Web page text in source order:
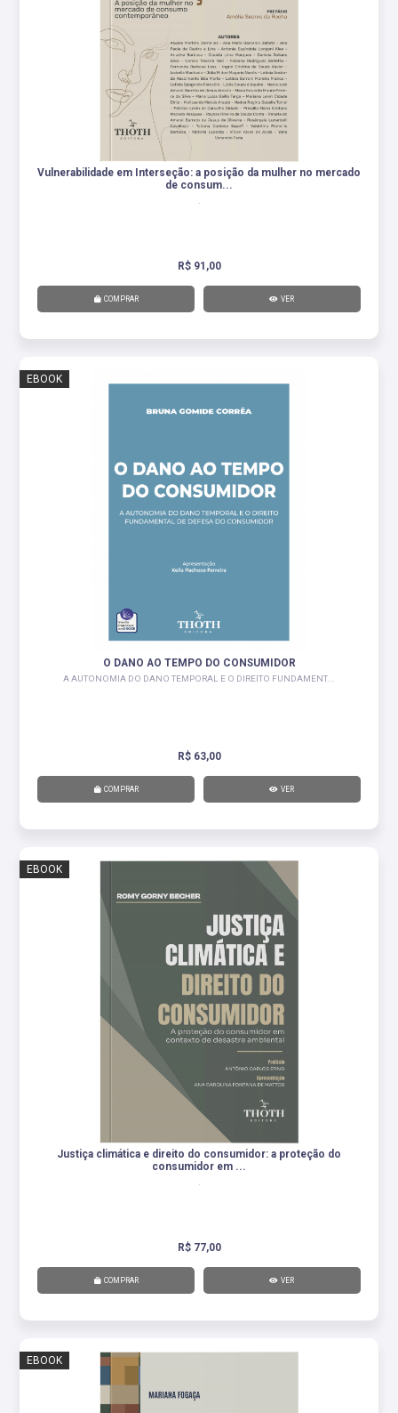
Vulnerabilidade em Interseção: a posição da mulher no mercado
de consum...
.
R$ 91,00
COMPRAR VER
EBOOK
O DANO AO TEMPO DO CONSUMIDOR
A AUTONOMIA DO DANO TEMPORAL E O DIREITO FUNDAMENT...
R$ 63,00
COMPRAR VER
EBOOK
Justiça climática e direito do consumidor: a proteção do
consumidor em ...
R$ 77,00
COMPRAR VER
EBOOK